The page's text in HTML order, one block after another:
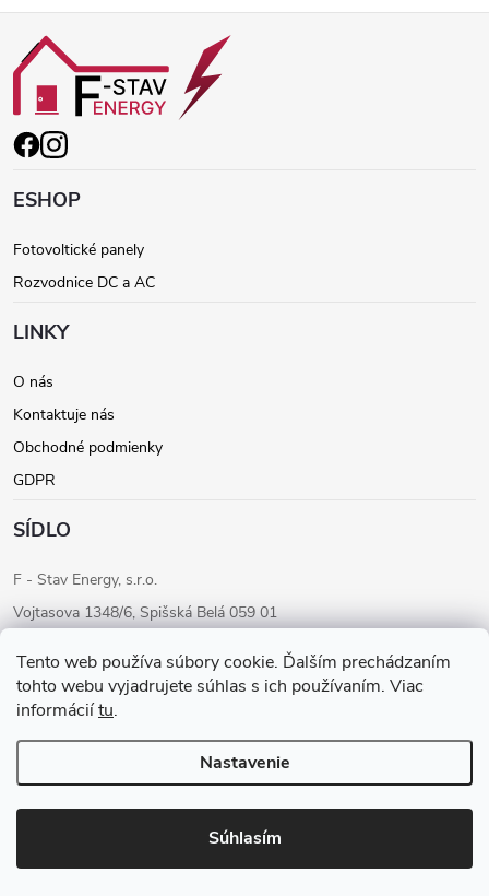
Tento web používa súbory cookie. Ďalším prechádzaním
tohto webu vyjadrujete súhlas s ich používaním. Viac
informáciítu.
Nastavenie
Súhlasím
á
p
ä
e
ESHOP
Fotovoltické panely
Rozvodnice DC a AC
LINKY
O nás
Kontaktuje nás
Obchodné podmienky
GDPR
SÍDLO
F - Stav Energy, s.r.o.
Vojtasova 1348/6, Spišská Belá 059 01
IČ DPH: SK2023283680
Konateľ: Ondrej Fudaly
Tel: +421 911 565 363
Copyright 2026F-STAV ENERGY. Všetky práva vyhradené.